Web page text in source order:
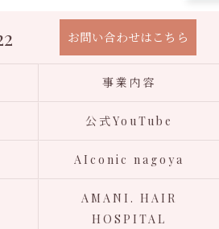
お問い合わせはこちら
事業内容
公式YouTube
AIconic nagoya
AMANI. HAIR
HOSPITAL